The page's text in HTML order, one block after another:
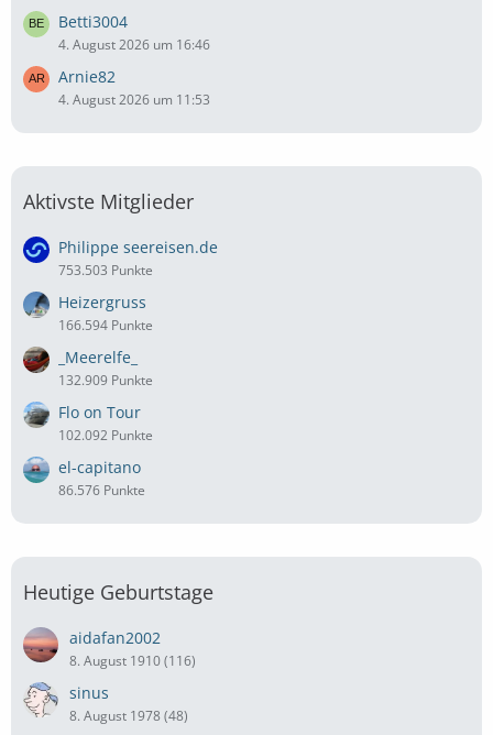
Betti3004
4. August 2026 um 16:46
Arnie82
4. August 2026 um 11:53
Aktivste Mitglieder
Philippe seereisen.de
753.503 Punkte
Heizergruss
166.594 Punkte
_Meerelfe_
132.909 Punkte
Flo on Tour
102.092 Punkte
el-capitano
86.576 Punkte
Heutige Geburtstage
aidafan2002
8. August 1910 (116)
sinus
8. August 1978 (48)